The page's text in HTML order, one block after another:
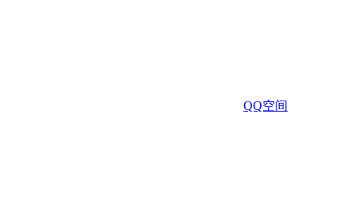
QQ空间